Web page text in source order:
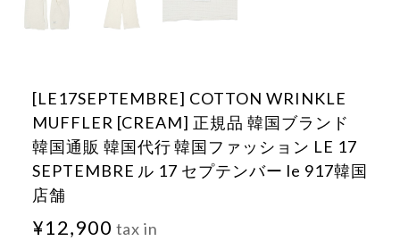
[LE17SEPTEMBRE] COTTON WRINKLE
MUFFLER [CREAM] 正規品 韓国ブランド
韓国通販 韓国代行 韓国ファッション LE 17
SEPTEMBRE ル 17 セプテンバー le 917韓国
店舗
¥12,900 tax in